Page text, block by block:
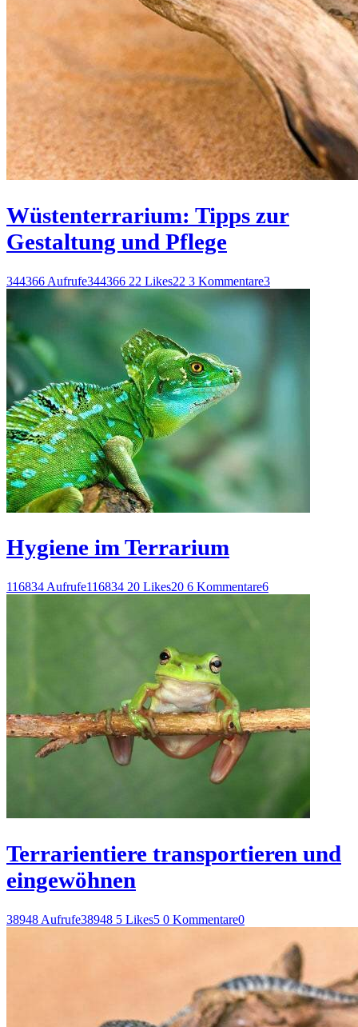
Wüstenterrarium: Tipps zur
Gestaltung und Pflege
344366 Aufrufe344366 22 Likes22 3 Kommentare3
Hygiene im Terrarium
116834 Aufrufe116834 20 Likes20 6 Kommentare6
Terrarientiere transportieren und
eingewöhnen
38948 Aufrufe38948 5 Likes5 0 Kommentare0